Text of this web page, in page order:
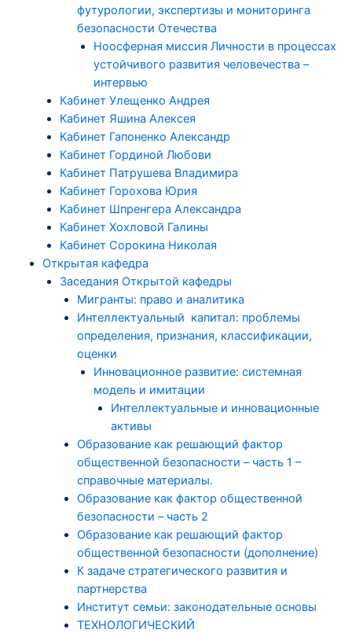
футурологии, экспертизы и мониторинга
безопасности Отечества
Ноосферная миссия Личности в процессах
устойчивого развития человечества –
интервью
Кабинет Улещенко Андрея
Кабинет Яшина Алексея
Кабинет Гапоненко Александр
Кабинет Гординой Любови
Кабинет Патрушева Владимира
Кабинет Горохова Юрия
Кабинет Шпренгера Александра
Кабинет Хохловой Галины
Кабинет Сорокина Николая
Открытая кафедра
Заседания Открытой кафедры
Мигранты: право и аналитика
Интеллектуальный капитал: проблемы
определения, признания, классификации,
оценки
Инновационное развитие: системная
модель и имитации
Интеллектуальные и инновационные
активы
Образование как решающий фактор
общественной безопасности – часть 1 –
справочные материалы.
Образование как фактор общественной
безопасности – часть 2
Образование как решающий фактор
общественной безопасности (дополнение)
К задаче стратегического развития и
партнерства
Институт семьи: законодательные основы
ТЕХНОЛОГИЧЕСКИЙ